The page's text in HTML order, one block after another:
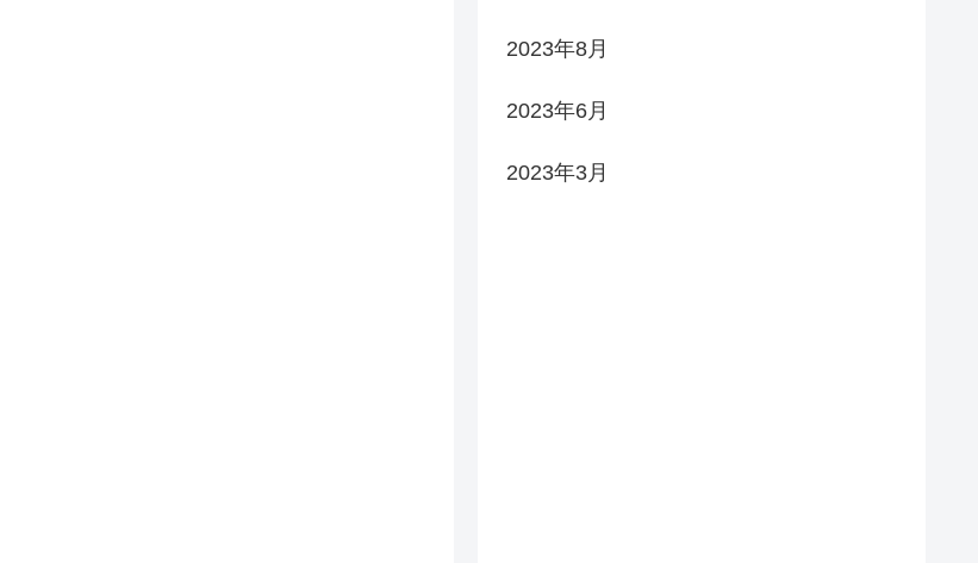
2023年8月
2023年6月
2023年3月